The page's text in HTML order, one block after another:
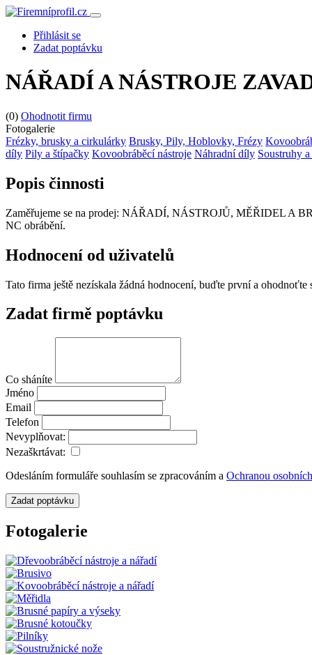
Přihlásit se
Zadat poptávku
NÁŘADÍ A NÁSTROJE
(0) Ohodnotit firmu
Fotogalerie
Frézky, brusky a cirkulárky Brusky, Pily, Hoblovky, Frézy
díly Pily a štípačky Kovoobráběcí nástroje Náhradní díly Soustruhy
Popis činnosti
Zaměřujeme se na prodej: NÁŘADÍ, NÁSTROJŮ, MĚŘIDEL A
NC obrábění.
Hodnocení od uživatelů
Tato firma ještě nezískala žádná hodnocení, buďte první a
Zadat firmě poptávku
Co sháníte
Jméno
Email
Telefon
Nevyplňovat:
Nezaškrtávat:
Odesláním formuláře souhlasím se zpracováním a Ochranou
Zadat poptávku
Fotogalerie